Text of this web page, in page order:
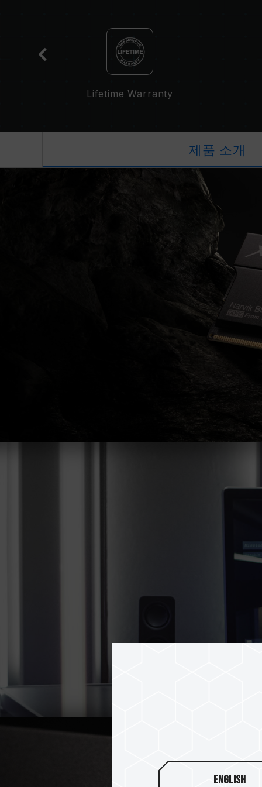
Lifetime Warranty
제품 소개
English